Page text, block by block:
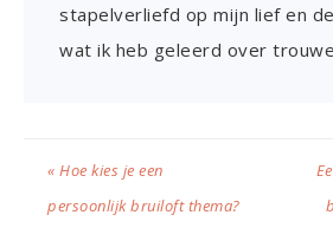
stapelverliefd op mijn lief en
wat ik heb geleerd over
« Hoe kies je een
persoonlijk bruiloft thema?